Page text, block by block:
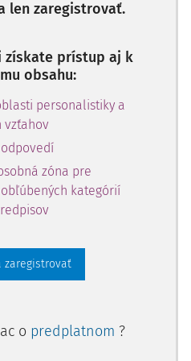
len zaregistrovať.
získate prístup aj k
obsahu:
personalistiky a
vzťahov
zóna pre
kategórií
zaregistrovať
o predplatnom ?